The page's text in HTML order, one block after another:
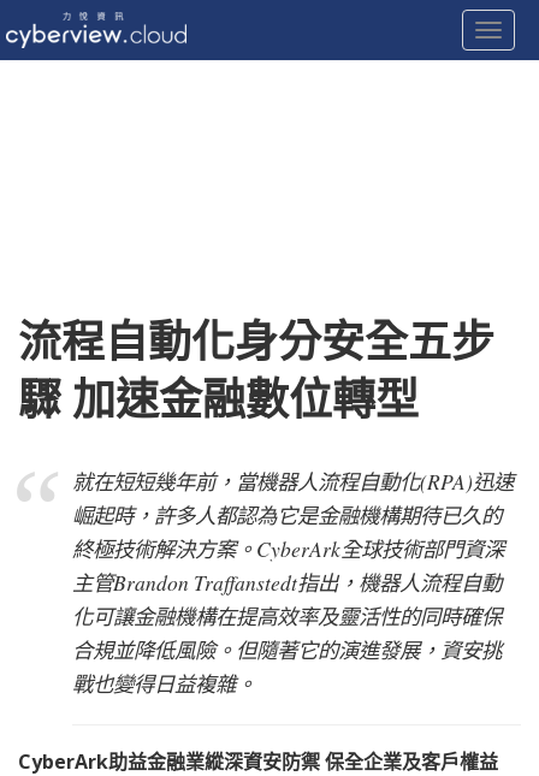
流程自動化身分安全五步
驟 加速金融數位轉型
就在短短幾年前，當機器人流程自動化(RPA)迅速
崛起時，許多人都認為它是金融機構期待已久的
終極技術解決方案。CyberArk全球技術部門資深
主管Brandon Traffanstedt指出，機器人流程自動
化可讓金融機構在提高效率及靈活性的同時確保
合規並降低風險。但隨著它的演進發展，資安挑
戰也變得日益複雜。
CyberArk助益金融業縱深資安防禦 保全企業及客戶權益